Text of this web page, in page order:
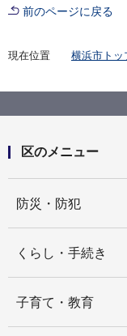
前のページに戻る
現在位置 横浜市トッ
まち・ひ
区のメニュー
防災・防犯
くらし・手続き
子育て・教育